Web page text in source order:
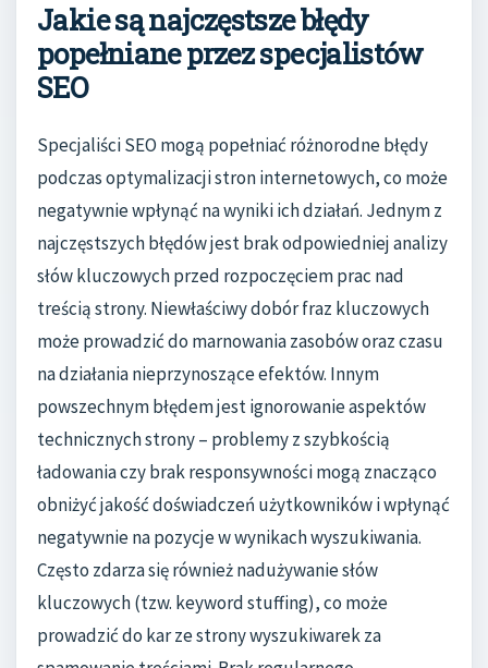
Jakie są najczęstsze błędy
popełniane przez specjalistów
SEO
Specjaliści SEO mogą popełniać różnorodne błędy
podczas optymalizacji stron internetowych, co może
negatywnie wpłynąć na wyniki ich działań. Jednym z
najczęstszych błędów jest brak odpowiedniej analizy
słów kluczowych przed rozpoczęciem prac nad
treścią strony. Niewłaściwy dobór fraz kluczowych
może prowadzić do marnowania zasobów oraz czasu
na działania nieprzynoszące efektów. Innym
powszechnym błędem jest ignorowanie aspektów
technicznych strony – problemy z szybkością
ładowania czy brak responsywności mogą znacząco
obniżyć jakość doświadczeń użytkowników i wpłynąć
negatywnie na pozycje w wynikach wyszukiwania.
Często zdarza się również nadużywanie słów
kluczowych (tzw. keyword stuffing), co może
prowadzić do kar ze strony wyszukiwarek za